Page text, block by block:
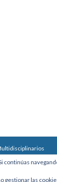
Av. Arce, Edificio
+591 73027636
continúas
gestionar las